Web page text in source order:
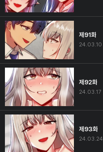
제91화
24.03.10
제92화
24.03.17
제93화
24.03.24